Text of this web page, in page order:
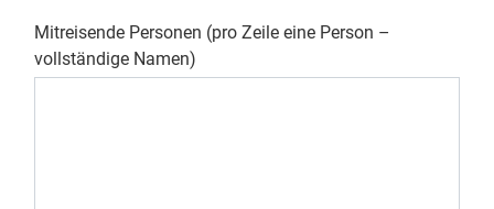
Mitreisende Personen (pro Zeile eine Person –
vollständige Namen)